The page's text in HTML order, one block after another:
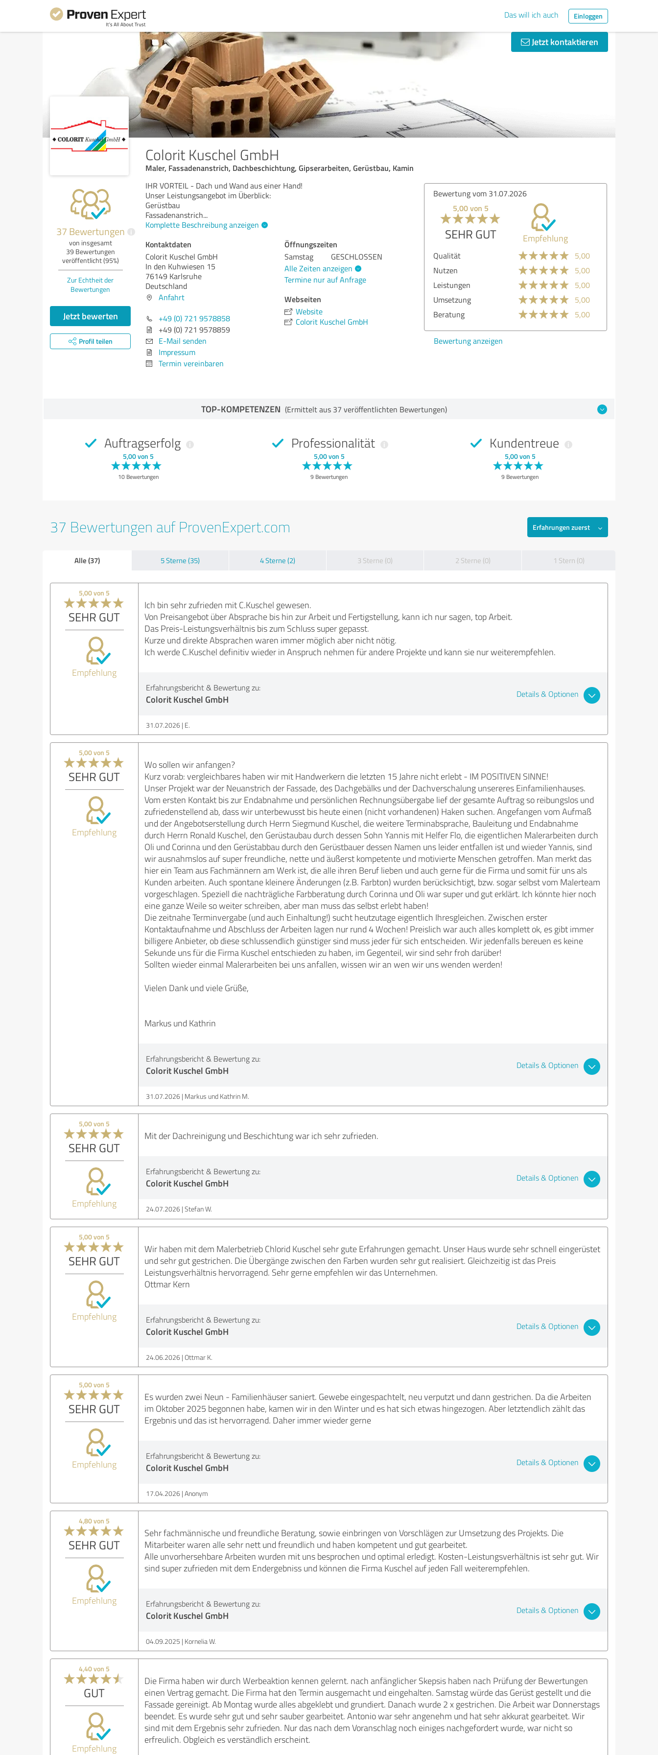
Das will ich auch Einloggen
Jetzt kontaktieren
Colorit Kuschel GmbH
Maler, Fassadenanstrich, Dachbeschichtung, Gipserarbeiten, Gerüstbau, Kamin
37 Bewertungen i
von insgesamt
39 Bewertungen
veröffentlicht (95%)
Zur Echtheit der
Bewertungen
Jetzt bewerten
Profil teilen
IHR VORTEIL - Dach und Wand aus einer Hand!
Unser Leistungsangebot im Überblick:
Gerüstbau
Fassadenanstrich...
Komplette Beschreibung anzeigen
Kontaktdaten
Colorit Kuschel GmbH
In den Kuhwiesen 15
76149 Karlsruhe
Deutschland
Anfahrt
+49 (0) 721 9578858
+49 (0) 721 9578859
E-Mail senden
Impressum
Termin vereinbaren
Öffnungszeiten
Samstag
GESCHLOSSEN
Alle Zeiten anzeigen
Termine nur auf Anfrage
Webseiten
Website
Colorit Kuschel GmbH
Bewertung vom 31.07.2026
5,00 von 5
SEHR GUT Empfehlung
Qualität
5,00
Nutzen
5,00
Leistungen
5,00
Umsetzung
5,00
Beratung
5,00
Bewertung anzeigen
TOP-KOMPETENZEN (Ermittelt aus 37 veröffentlichten Bewertungen)
Auftragserfolg
5,00 von 5
10 Bewertungen
Professionalität
5,00 von 5
9 Bewertungen
Kundentreue
5,00 von 5
9 Bewertungen
37 Bewertungen auf ProvenExpert.com Erfahrungen zuerst
Alle (37) 5 Sterne (35) 4 Sterne (2) 3 Sterne (0) 2 Sterne (0) 1 Stern (0)
5,00 von 5
SEHR GUT
Empfehlung
Ich bin sehr zufrieden mit C.Kuschel gewesen.
Von Preisangebot über Absprache bis hin zur Arbeit und Fertigstellung, kann ich nur sagen, top Arbeit.
Das Preis-Leistungsverhältnis bis zum Schluss super gepasst.
Kurze und direkte Absprachen waren immer möglich aber nicht nötig.
Ich werde C.Kuschel definitiv wieder in Anspruch nehmen für andere Projekte und kann sie nur weiterempfehlen.
Erfahrungsbericht & Bewertung zu:
Colorit Kuschel GmbH Details & Optionen
31.07.2026 E.
5,00 von 5
SEHR GUT
Empfehlung
Wo sollen wir anfangen?
Kurz vorab: vergleichbares haben wir mit Handwerkern die letzten 15 Jahre nicht erlebt - IM POSITIVEN SINNE!
Unser Projekt war der Neuanstrich der Fassade, des Dachgebälks und der Dachverschalung unsereres Einfamilienhauses.
Vom ersten Kontakt bis zur Endabnahme und persönlichen Rechnungsübergabe lief der gesamte Auftrag so reibungslos und
zufriedenstellend ab, dass wir unterbewusst bis heute einen (nicht vorhandenen) Haken suchen. Angefangen vom Aufmaß
und der Angebotserstellung durch Herrn Siegmund Kuschel, die weitere Terminabsprache, Bauleitung und Endabnahme
durch Herrn Ronald Kuschel, den Gerüstaubau durch dessen Sohn Yannis mit Helfer Flo, die eigentlichen Malerarbeiten durch
Oli und Corinna und den Gerüstabbau durch den Gerüstbauer dessen Namen uns leider entfallen ist und wieder Yannis, sind
wir ausnahmslos auf super freundliche, nette und äußerst kompetente und motivierte Menschen getroffen. Man merkt das
hier ein Team aus Fachmännern am Werk ist, die alle ihren Beruf lieben und auch gerne für die Firma und somit für uns als
Kunden arbeiten. Auch spontane kleinere Änderungen (z.B. Farbton) wurden berücksichtigt, bzw. sogar selbst vom Malerteam
vorgeschlagen. Speziell die nachträgliche Farbberatung durch Corinna und Oli war super und gut erklärt. Ich könnte hier noch
eine ganze Weile so weiter schreiben, aber man muss das selbst erlebt haben!
Die zeitnahe Terminvergabe (und auch Einhaltung!) sucht heutzutage eigentlich Ihresgleichen. Zwischen erster
Kontaktaufnahme und Abschluss der Arbeiten lagen nur rund 4 Wochen! Preislich war auch alles komplett ok, es gibt immer
billigere Anbieter, ob diese schlussendlich günstiger sind muss jeder für sich entscheiden. Wir jedenfalls bereuen es keine
Sekunde uns für die Firma Kuschel entschieden zu haben, im Gegenteil, wir sind sehr froh darüber!
Sollten wieder einmal Malerarbeiten bei uns anfallen, wissen wir an wen wir uns wenden werden!
Vielen Dank und viele Grüße,
Markus und Kathrin
Erfahrungsbericht & Bewertung zu:
Colorit Kuschel GmbH Details & Optionen
31.07.2026 Markus und Kathrin M.
5,00 von 5
SEHR GUT
Empfehlung
Mit der Dachreinigung und Beschichtung war ich sehr zufrieden.
Erfahrungsbericht & Bewertung zu:
Colorit Kuschel GmbH Details & Optionen
24.07.2026 Stefan W.
5,00 von 5
SEHR GUT
Empfehlung
Wir haben mit dem Malerbetrieb Chlorid Kuschel sehr gute Erfahrungen gemacht. Unser Haus wurde sehr schnell eingerüstet
und sehr gut gestrichen. Die Übergänge zwischen den Farben wurden sehr gut realisiert. Gleichzeitig ist das Preis
Leistungsverhältnis hervorragend. Sehr gerne empfehlen wir das Unternehmen.
Ottmar Kern
Erfahrungsbericht & Bewertung zu:
Colorit Kuschel GmbH Details & Optionen
24.06.2026 Ottmar K.
5,00 von 5
SEHR GUT
Empfehlung
Es wurden zwei Neun - Familienhäuser saniert. Gewebe eingespachtelt, neu verputzt und dann gestrichen. Da die Arbeiten
im Oktober 2025 begonnen habe, kamen wir in den Winter und es hat sich etwas hingezogen. Aber letztendlich zählt das
Ergebnis und das ist hervorragend. Daher immer wieder gerne
Erfahrungsbericht & Bewertung zu:
Colorit Kuschel GmbH Details & Optionen
17.04.2026 Anonym
4,80 von 5
SEHR GUT
Empfehlung
Sehr fachmännische und freundliche Beratung, sowie einbringen von Vorschlägen zur Umsetzung des Projekts. Die
Mitarbeiter waren alle sehr nett und freundlich und haben kompetent und gut gearbeitet.
Alle unvorhersehbare Arbeiten wurden mit uns besprochen und optimal erledigt. Kosten-Leistungsverhältnis ist sehr gut. Wir
sind super zufrieden mit dem Endergebniss und können die Firma Kuschel auf jeden Fall weiterempfehlen.
Erfahrungsbericht & Bewertung zu:
Colorit Kuschel GmbH Details & Optionen
04.09.2025 Kornelia W.
4,40 von 5
GUT
Empfehlung
Die Firma haben wir durch Werbeaktion kennen gelernt. nach anfänglicher Skepsis haben nach Prüfung der Bewertungen
einen Vertrag gemacht. Die Firma hat den Termin ausgemacht und eingehalten. Samstag würde das Gerüst gestellt und die
Fassade gereinigt. Ab Montag wurde alles abgeklebt und grundiert. Danach wurde 2 x gestrichen. Die Arbeit war Donnerstags
beendet. Es wurde sehr gut und sehr sauber gearbeitet. Antonio war sehr angenehm und hat sehr akkurat gearbeitet. Wir
sind mit dem Ergebnis sehr zufrieden. Nur das nach dem Voranschlag noch einiges nachgefordert wurde, war nicht so
erfreulich. Obgleich es verständlich erscheint.